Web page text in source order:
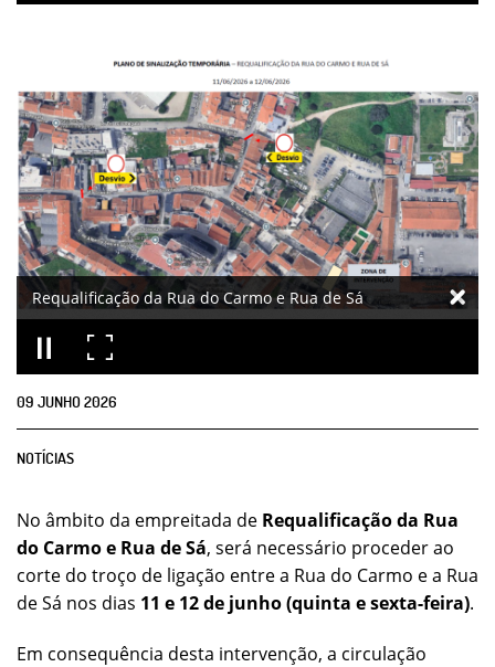
Requalificação da Rua do Carmo e Rua de Sá
09 JUNHO2026
NOTÍCIAS
No âmbito da empreitada de Requalificação da Rua
do Carmo e Rua de Sá, será necessário proceder ao
corte do troço de ligação entre a Rua do Carmo e a Rua
de Sá nos dias 11 e 12 de junho (quinta e sexta-feira).
Em consequência desta intervenção, a circulação